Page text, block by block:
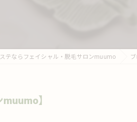
テならフェイシャル・脱毛サロンmuumo
】